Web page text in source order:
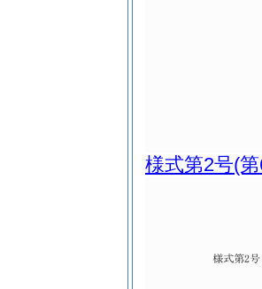
様式第2号(